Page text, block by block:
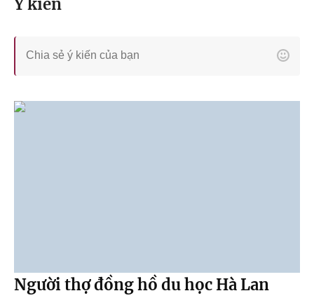
Ý kiến
Người thợ đồng hồ du học Hà Lan